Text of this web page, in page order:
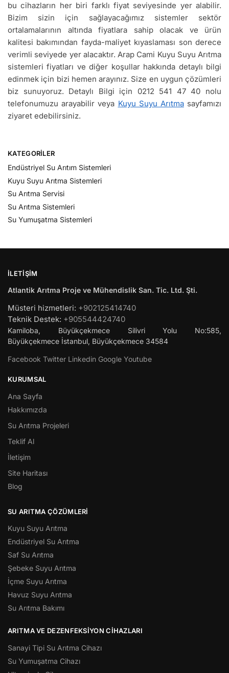
bu cihazların her biri farklı fiyat seviyesinde yer alabilir.
Bizim sizin için sağlayacağımız sistemler sektör
ortalamalarının altında fiyatlara sahip olacak ve ürün
kalitesi bakımından fayda-maliyet kıyaslaması son derece
verimli seviyede yer alacaktır. Arap Cami Kuyu Suyu Arıtma
sistemleri fiyatları ve diğer koşullar hakkında detaylı bilgi
edinmek için bizi hemen arayınız. Size en uygun çözümleri
biz sunuyoruz. Detaylı Bilgi için 0212 541 47 40 nolu
telefonumuzu arayabilir veya Kuyu Suyu Arıtmasayfamızı
ziyaret edebilirsiniz.
KATEGORILER
Endüstriyel Su Arıtım Sistemleri
Kuyu Suyu Arıtma Sistemleri
Su Arıtma Servisi
Su Arıtma Sistemleri
Su Yumuşatma Sistemleri
İLETIŞIM
Atlantik Arıtma Proje ve Mühendislik San. Tic. Ltd. Şti.
Müsteri hizmetleri: +902125414740
Teknik Destek: +905544424740
Kamiloba, Büyükçekmece Silivri Yolu No:585,
Büyükçekmece İstanbul, Büyükçekmece 34584
Facebook Twitter Linkedin Google Youtube
KURUMSAL
Ana Sayfa
Hakkımızda
Su Arıtma Projeleri
Teklif Al
İletişim
Site Haritası
Blog
SU ARITMA ÇÖZÜMLERI
Kuyu Suyu Arıtma
Endüstriyel Su Arıtma
Saf Su Arıtma
Şebeke Suyu Arıtma
İçme Suyu Arıtma
Havuz Suyu Arıtma
Su Arıtma Bakımı
ARITMA VE DEZENFEKSIYON CIHAZLARI
Sanayi Tipi Su Arıtma Cihazı
Su Yumuşatma Cihazı